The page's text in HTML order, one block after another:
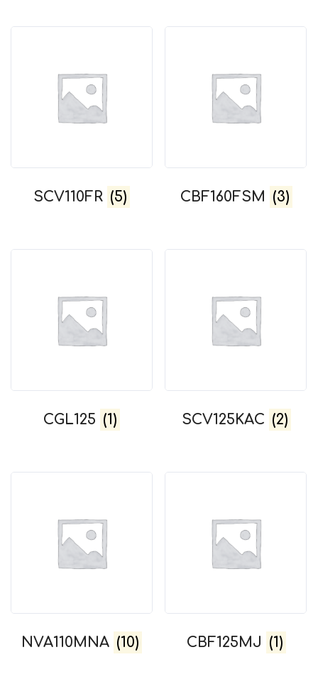
SCV110FR (5) CBF160FSM (3)
CGL125 (1) SCV125KAC (2)
NVA110MNA (10) CBF125MJ (1)